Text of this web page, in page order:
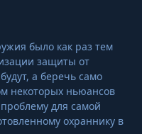
было как раз тем
защиты от
а беречь само
некоторых ньюансов
для самой
охраннику в